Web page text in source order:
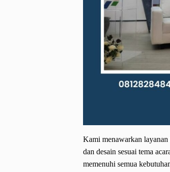
Kami menawarkan
dan desain sesuai tema
memenuhi semua